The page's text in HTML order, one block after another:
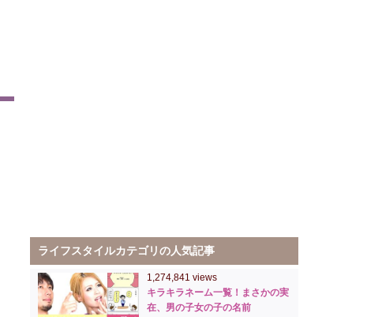
ライフスタイルカテゴリの人気記事
1,274,841 views
キラキラネーム一覧！まさかの実
在、男の子女の子の名前